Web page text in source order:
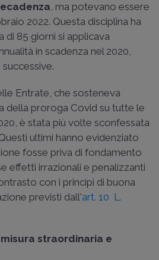
, ma potevano essere
2022. Questa disciplina ha
di 85 giorni si applicava
in scadenza nel 2020,
Entrate, che sosteneva
della proroga Covid su tutte le
è stata più volte sconfessata
ultimi hanno evidenziato
fosse priva di fondamento
effetti irrazionali e penalizzanti
con i principi di buona
previsti dall'art. 10 L.
straordinaria e